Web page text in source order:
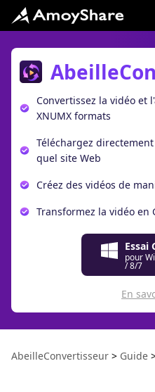
Convertissez la vidéo et
XNUMX formats
Téléchargez
quel site Web
Créez des vidéos de
Transformez la vidéo en
Essai
pour
/ 8/7
En
AbeilleConvertisseur > Guide